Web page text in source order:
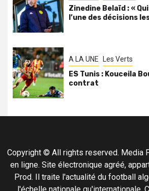
Zinedine Belaïd : «
l’une des décisions
A LA UNE Les Verts
ES Tunis : Kouceila
contrat
Copyright © All rights reserved. Media
en ligne. Site électronique agréé,
Prod. Il traite l'actualité du football
l'échelle nationale qu'internationale.